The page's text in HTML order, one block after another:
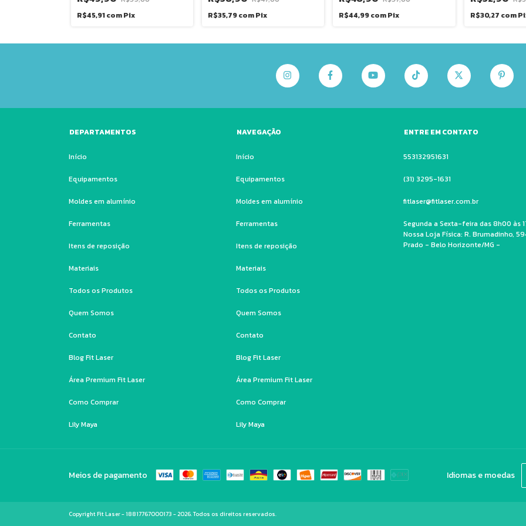
R$45,91comPix
R$35,79comPix
R$44,99comPix
R$30,27 com
DEPARTAMENTOS
Início
Equipamentos
Moldes em alumínio
Ferramentas
Itens de reposição
Materiais
Todos os Produtos
Quem Somos
Contato
Blog Fit Laser
Área Premium Fit Laser
Como Comprar
Lily Maya
NAVEGAÇÃO
Início
Equipamentos
Moldes em alumínio
Ferramentas
Itens de reposição
Materiais
Todos os Produtos
Quem Somos
Contato
Blog Fit Laser
Área Premium Fit Laser
Como Comprar
Lily Maya
ENTRE EM CONTATO
553132951631
(31) 3295-1631
fitlaser@fitlaser.com.br
Segunda a Sexta-feira das 8h00 às
Nossa Loja Física: R. Brumadinho,
Prado - Belo Horizonte/MG -
Meios de pagamento Idiomas e moedas
Copyright Fit Laser - 18817767000173 - 2026. Todos os direitos reservados.